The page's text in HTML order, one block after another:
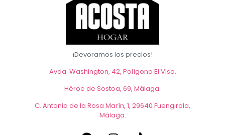
¡Devoramos los precios!
Avda. Washington, 42, Polígono El Viso.
Héroe de Sostoa, 69, Málaga.
C. Antonia de la Rosa Marín, 1, 29640 Fuengirola,
Málaga.